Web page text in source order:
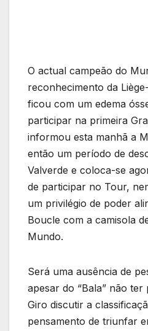
O actual campeão do
reconhecimento da
ficou com um edema
participar na primeira
informou esta manhã a
então um período de
Valverde e coloca-se
de participar no Tour,
um privilégio de poder
Boucle com a camisola
Mundo.
Será uma ausência de
apesar do “Bala” não
Giro discutir a
pensamento de triunfar